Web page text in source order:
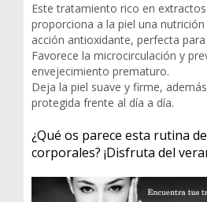
Este tratamiento rico en
proporciona a la piel una
acción antioxidante, perfecta
Favorece la microcirculación y
envejecimiento prematuro.
Deja la piel suave y firme,
protegida frente al día a día.
¿Qué os parece esta rutina
corporales? ¡Disfruta del